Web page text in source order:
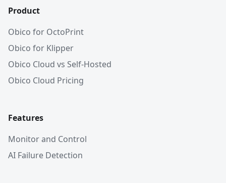
Product
Obico for OctoPrint
Obico for Klipper
Obico Cloud vs Self-Hosted
Obico Cloud Pricing
Features
Monitor and Control
AI Failure Detection